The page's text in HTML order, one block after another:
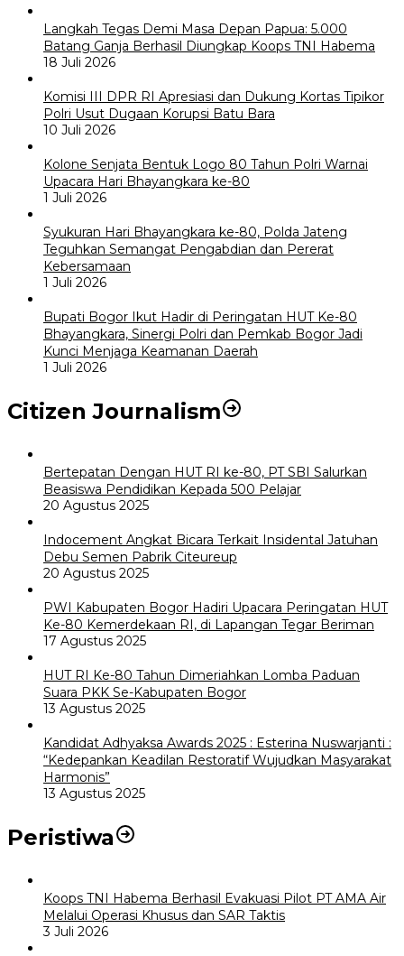
Langkah Tegas Demi Masa Depan Papua: 5.000
Batang Ganja Berhasil Diungkap Koops TNI Habema
18 Juli 2026
Komisi III DPR RI Apresiasi dan Dukung Kortas Tipikor
Polri Usut Dugaan Korupsi Batu Bara
10 Juli 2026
Kolone Senjata Bentuk Logo 80 Tahun Polri Warnai
Upacara Hari Bhayangkara ke-80
1 Juli 2026
Syukuran Hari Bhayangkara ke-80, Polda Jateng
Teguhkan Semangat Pengabdian dan Pererat
Kebersamaan
1 Juli 2026
Bupati Bogor Ikut Hadir di Peringatan HUT Ke-80
Bhayangkara, Sinergi Polri dan Pemkab Bogor Jadi
Kunci Menjaga Keamanan Daerah
1 Juli 2026
Citizen Journalism
Bertepatan Dengan HUT RI ke-80, PT SBI Salurkan
Beasiswa Pendidikan Kepada 500 Pelajar
20 Agustus 2025
Indocement Angkat Bicara Terkait Insidental Jatuhan
Debu Semen Pabrik Citeureup
20 Agustus 2025
PWI Kabupaten Bogor Hadiri Upacara Peringatan HUT
Ke-80 Kemerdekaan RI, di Lapangan Tegar Beriman
17 Agustus 2025
HUT RI Ke-80 Tahun Dimeriahkan Lomba Paduan
Suara PKK Se-Kabupaten Bogor
13 Agustus 2025
Kandidat Adhyaksa Awards 2025 : Esterina Nuswarjanti :
“Kedepankan Keadilan Restoratif Wujudkan Masyarakat
Harmonis”
13 Agustus 2025
Peristiwa
Koops TNI Habema Berhasil Evakuasi Pilot PT AMA Air
Melalui Operasi Khusus dan SAR Taktis
3 Juli 2026